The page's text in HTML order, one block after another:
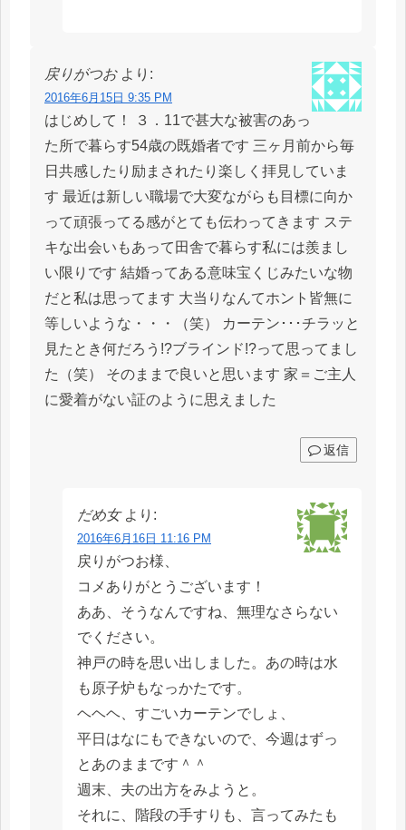
戻りがつお より:
2016年6月15日 9:35 PM
はじめして！ ３．11で甚大な被害のあっ
た所で暮らす54歳の既婚者です 三ヶ月前から毎
日共感したり励まされたり楽しく拝見していま
す 最近は新しい職場で大変ながらも目標に向か
って頑張ってる感がとても伝わってきます ステ
キな出会いもあって田舎で暮らす私には羨まし
い限りです 結婚ってある意味宝くじみたいな物
だと私は思ってます 大当りなんてホント皆無に
等しいような・・・（笑） カーテン･･･チラッと
見たとき何だろう!?ブラインド!?って思ってまし
た（笑） そのままで良いと思います 家＝ご主人
に愛着がない証のように思えました
返信
だめ女 より:
2016年6月16日 11:16 PM
戻りがつお様、
コメありがとうございます！
ああ、そうなんですね、無理なさらない
でください。
神戸の時を思い出しました。あの時は水
も原子炉もなっかたです。
ヘヘヘ、すごいカーテンでしょ、
平日はなにもできないので、今週はずっ
とあのままです＾＾
週末、夫の出方をみようと。
それに、階段の手すりも、言ってみたも